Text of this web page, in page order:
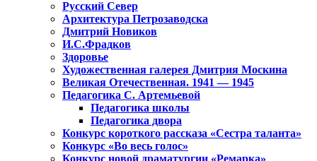
Русский Север
Архитектура Петрозаводска
Дмитрий Новиков
И.С.Фрадков
Здоровье
Художественная галерея Дмитрия Москина
Великая Отечественная. 1941 — 1945
Педагогика С. Артемьевой
Педагогика школы
Педагогика двора
Конкурс короткого рассказа «Сестра таланта»
Конкурс «Во весь голос»